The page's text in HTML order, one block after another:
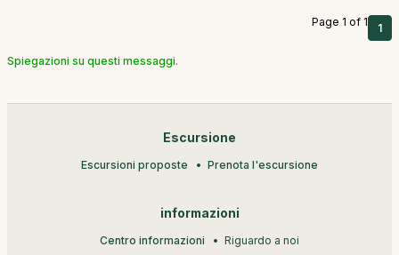
Page 1 of 1 1
Spiegazioni su questi messaggi.
Escursione
Escursioni proposte Prenota l'escursione
informazioni
Centro informazioni Riguardo a noi